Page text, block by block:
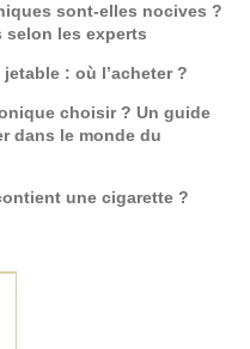
sont-elles nocives ?
selon les experts
: où l’acheter ?
choisir ? Un guide
dans le monde du
une cigarette ?